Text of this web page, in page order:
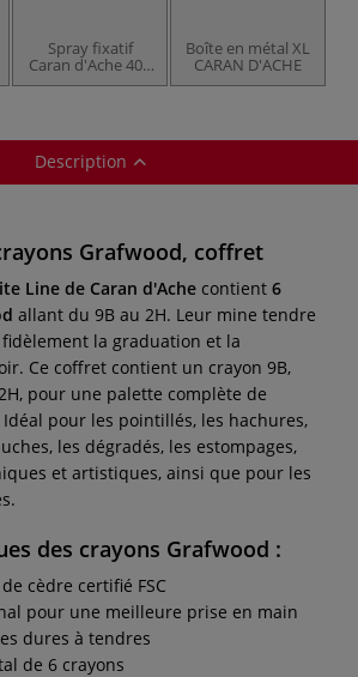
Spray fixatif
Caran d'Ache 400
ml
Boîte en métal XL
CARAN D'ACHE
Description
Grafwood, coffret
Line de Caran d'Ache contient 6
allant du 9B au 2H. Leur mine tendre
la graduation et la
Ce coffret contient un crayon 9B,
pour une palette complète de
pour les pointillés, les hachures,
les dégradés, les estompages,
et artistiques, ainsi que pour les
des crayons Grafwood :
cèdre certifié FSC
pour une meilleure prise en main
dures à tendres
de 6 crayons